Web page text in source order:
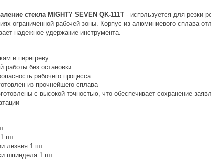
стекла MIGHTY SEVEN QK-111T - используется для резки
ограниченной рабочей зоны. Корпус из алюминиевого сплава
надежное удержание инструмента.
и перегреву
работы без остановки
рабочего процесса
из прочнейшего сплава
с высокой точностью, что обеспечивает сохранение
шт.
лезвия 1 шт.
шпинделя 1 шт.